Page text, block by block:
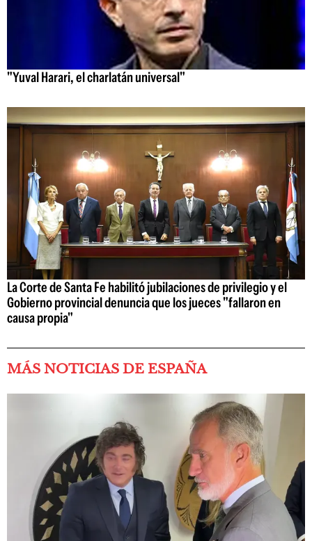
"Yuval Harari, el charlatán universal"
La Corte de Santa Fe habilitó jubilaciones de privilegio y el
Gobierno provincial denuncia que los jueces "fallaron en
causa propia"
MÁS NOTICIAS DE ESPAÑA